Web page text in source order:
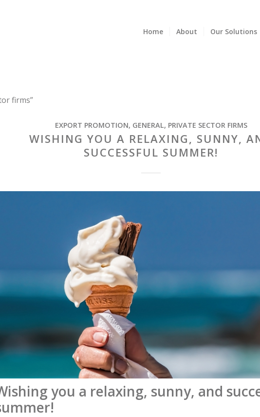
Home About Our Solutions
firms”
EXPORT PROMOTION, GENERAL, PRIVATE SECTOR FIRMS
WISHING YOU A RELAXING, SUNNY,
SUCCESSFUL SUMMER!
you a relaxing, sunny, and